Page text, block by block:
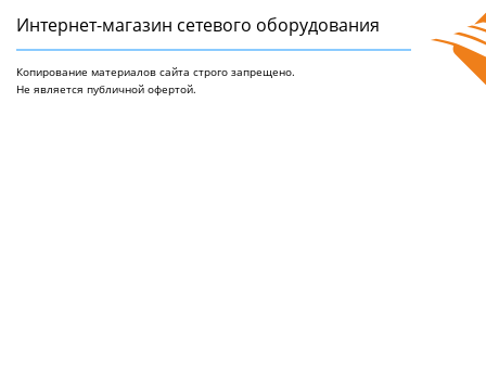
Интернет-магазин сетeвого оборудования
Копирование материалов сайта строго запрещено.
Не является публичной офертой.